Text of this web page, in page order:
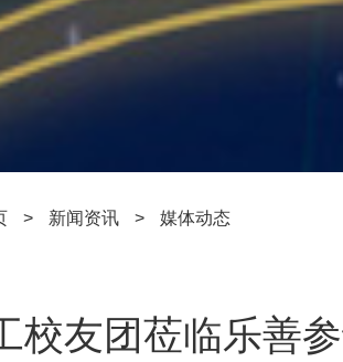
> 新闻资讯 > 媒体动态
校友团莅临乐善